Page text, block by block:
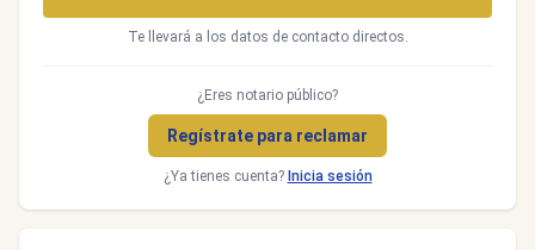
Te llevará a los datos de contacto directos.
¿Eres notario público?
Regístrate para reclamar
¿Ya tienes cuenta? Inicia sesión